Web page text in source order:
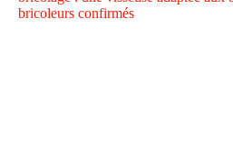
bricoleurs confirmés